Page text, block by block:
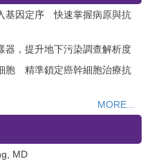
基因定序 快速掌握病原與抗
器，提升地下污染調查解析度
胞 精準鎖定癌幹細胞治療抗
MORE...
MD